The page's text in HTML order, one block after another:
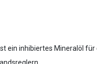
ist ein inhibiertes Mineralöl